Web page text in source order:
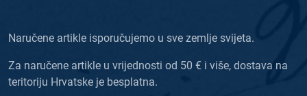
Naručene artikle isporučujemo u sve zemlje svijeta.
Za naručene artikle u vrijednosti od 50 € i više, dostava na
teritoriju Hrvatske je besplatna.